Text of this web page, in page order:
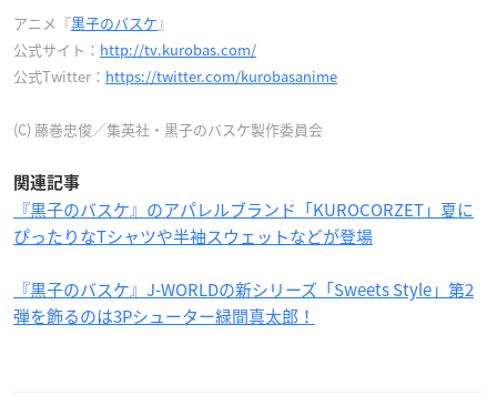
アニメ『黒子のバスケ 』
公式サイト： http://tv.kurobas.com/
公式Twitter： https://twitter.com/kurobasanime
(C) 藤巻忠俊／集英社・黒子のバスケ製作委員会
関連記事
『黒子のバスケ』のアパレルブランド「KUROCORZET」夏に
ぴったりなTシャツや半袖スウェットなどが登場
『黒子のバスケ』J-WORLDの新シリーズ「Sweets Style」第2
弾を飾るのは3Pシューター緑間真太郎！